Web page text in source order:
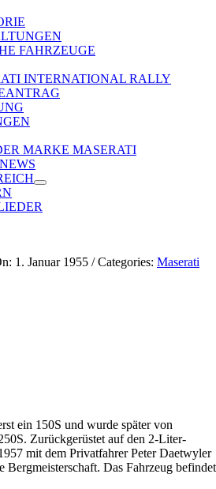
FAHRZEUGE
INTERNATIONAL RALLY
MARKE MASERATI
1. Januar 1955 /Categories: Maserati
ein 150S und wurde später von
Zurückgerüstet auf den 2-Liter-
mit dem Privatfahrer Peter Daetwyler
Bergmeisterschaft. Das Fahrzeug befindet